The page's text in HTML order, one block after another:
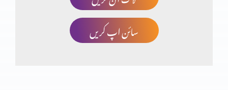
کرسمس ڈے اسپیشلسائن اپ کریں